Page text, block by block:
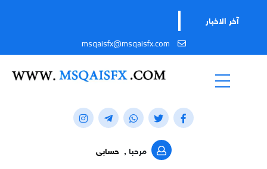
آخر الاخبار
msqaisfx@msqaisfx.com
مرحبا , حسابى